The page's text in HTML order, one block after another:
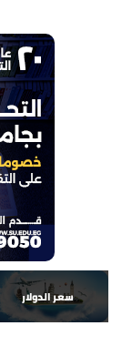
سعر الدولار